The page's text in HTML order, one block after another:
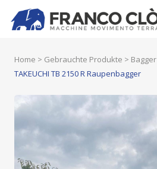
Home > Gebrauchte Produkte > Bagger
TAKEUCHI TB 2150 R Raupenbagger